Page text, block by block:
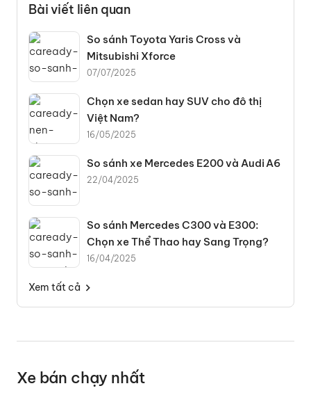
Bài viết liên quan
So sánh Toyota Yaris Cross và
Mitsubishi Xforce
07/07/2025
Chọn xe sedan hay SUV cho đô thị
Việt Nam?
16/05/2025
So sánh xe Mercedes E200 và Audi A6
22/04/2025
So sánh Mercedes C300 và E300:
Chọn xe Thể Thao hay Sang Trọng?
16/04/2025
Xem tất cả
Xe bán chạy nhất